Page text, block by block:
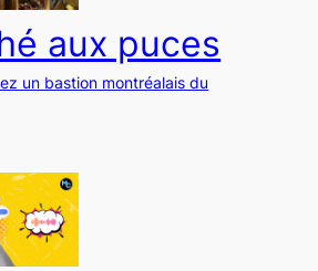
aux puces
un bastion montréalais du